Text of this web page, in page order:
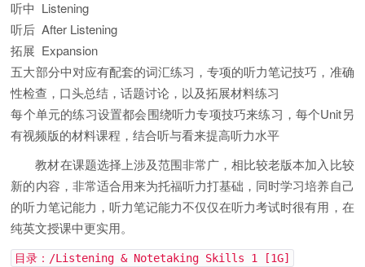
听中 Listening
听后 After Listening
拓展 Expansion
五大部分中对应有配套的词汇练习，专项的听力笔记技巧，准确
性检查，口头总结，话题讨论，以及拓展材料练习
每个单元的练习设置都会围绕听力专项技巧来练习，每个Unit另
有视频版的材料课程，结合听与看来提高听力水平
教材在课题选择上涉及范围非常广，相比较老版本加入比较
新的内容，非常适合用来为托福听力打基础，同时学习培养自己
的听力笔记能力，听力笔记能力不仅仅在听力考试时很有用，在
纯英文授课中更实用。
目录：/Listening & Notetaking Skills 1 [1G]